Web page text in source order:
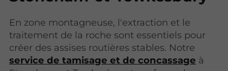
En zone montagneuse, l'extraction et le
traitement de la roche sont essentiels pour
créer des assises routières stables. Notre
service de tamisage et de concassage à